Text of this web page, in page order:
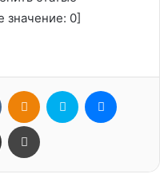
значение: 0]
ВконтактеОдноклассники
Skype
Поделиться через электронную почту Печатать